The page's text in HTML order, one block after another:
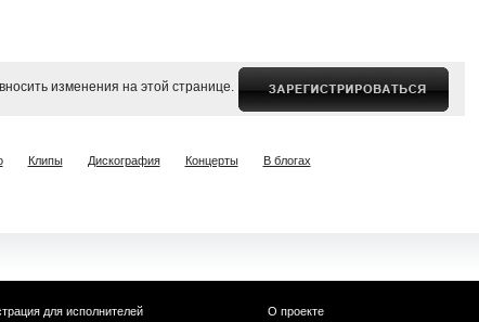
изменения на этой странице.
Клипы Дискография Концерты В блогах
для исполнителей
О проекте